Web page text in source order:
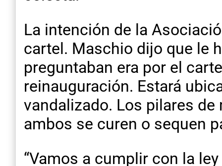
La intención de la
cartel. Maschio dijo que le
preguntaban era por el
reinauguración. Estará
vandalizado. Los pilares
ambos se curen o sequen
“Vamos a cumplir con la